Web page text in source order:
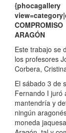
{phocagallery
ARAGÓN
Este trabajo se
los profesores
Corbera,
El sábado 3 de
Fernando I juró
mantendría y
ningún
moneda